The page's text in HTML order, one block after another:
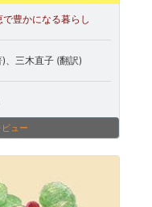
豊かになる暮らし
、三木直子 (翻訳)
ュー